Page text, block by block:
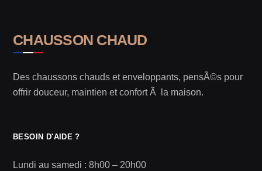
CHAUSSON CHAUD
Des chaussons chauds et enveloppants, pensÃ©s pour
offrir douceur, maintien et confort Ã la maison.
BESOIN D'AIDE ?
Lundi au samedi : 8h00 – 20h00